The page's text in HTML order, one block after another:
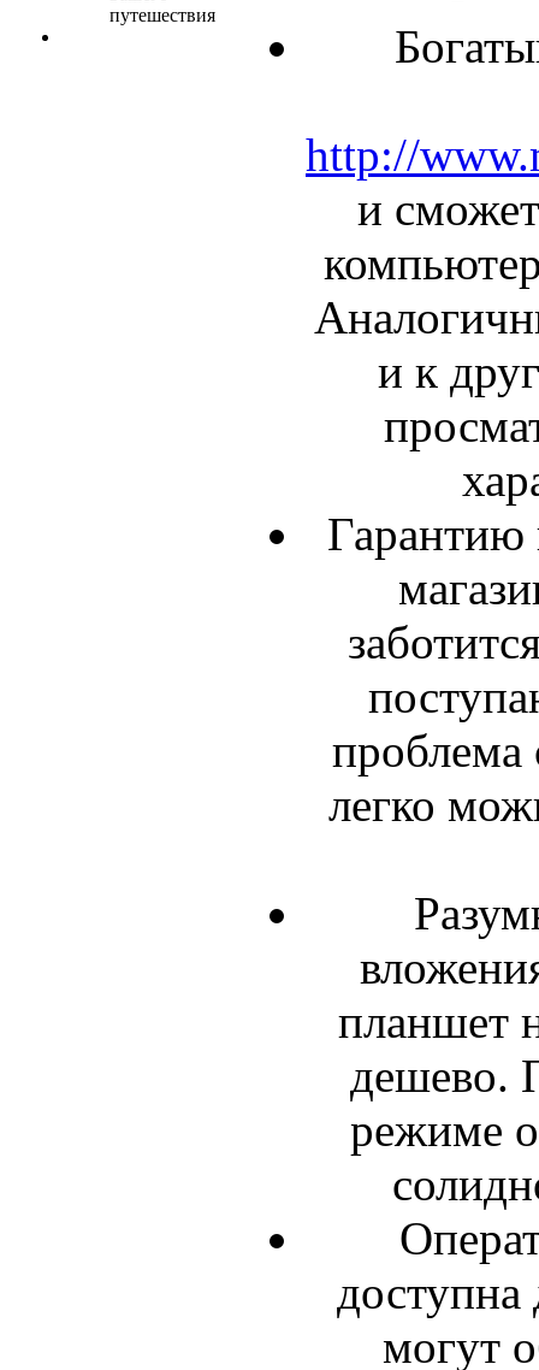
http://
и
и к
Гарантию
проблема
легко
планшет
дешево.
режиме
доступна
могут